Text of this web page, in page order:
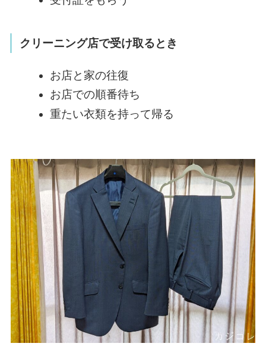
クリーニング店で受け取るとき
お店と家の往復
お店での順番待ち
重たい衣類を持って帰る